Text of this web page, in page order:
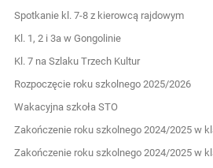
Spotkanie kl. 7-8 z kierowcą rajdowym
Kl. 1, 2 i 3a w Gongolinie
Kl. 7 na Szlaku Trzech Kultur
Rozpoczęcie roku szkolnego 2025/2026
Wakacyjna szkoła STO
Zakończenie roku szkolnego 2024/2025 w
Zakończenie roku szkolnego 2024/2025 w